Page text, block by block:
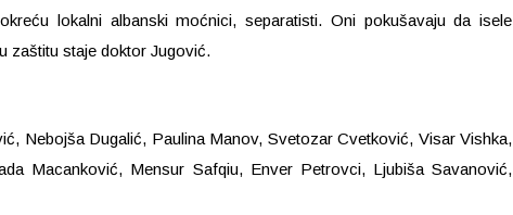
lokalni albanski moćnici, separatisti. Oni pokušavaju da isele
zaštitu staje doktor Jugović.
Nebojša Dugalić, Paulina Manov, Svetozar Cvetković, Visar Vishka,
Macanković, Mensur Safqiu, Enver Petrovci, Ljubiša Savanović,